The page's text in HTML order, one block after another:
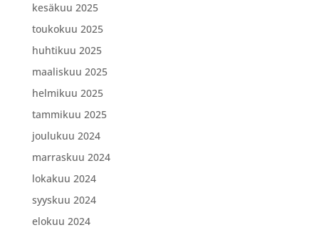
kesäkuu 2025
toukokuu 2025
huhtikuu 2025
maaliskuu 2025
helmikuu 2025
tammikuu 2025
joulukuu 2024
marraskuu 2024
lokakuu 2024
syyskuu 2024
elokuu 2024